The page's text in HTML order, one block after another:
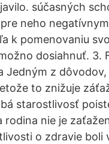
súčasných
neho
k pomenovaniu
dosiahnuť. 3.
Jedným z
to znižuje
starostlivosť
nie je
o zdravie boli